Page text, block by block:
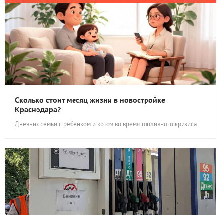
Сколько стоит месяц жизни в новостройке
Краснодара?
Дневник семьи с ребенком и котом во время топливного кризиса